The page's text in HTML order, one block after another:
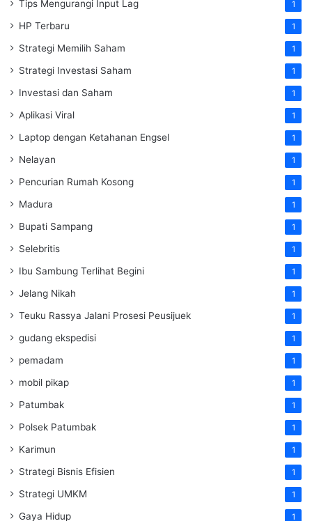
Tips Mengurangi Input Lag 1
HP Terbaru 1
Strategi Memilih Saham 1
Strategi Investasi Saham 1
Investasi dan Saham 1
Aplikasi Viral 1
Laptop dengan Ketahanan Engsel 1
Nelayan 1
Pencurian Rumah Kosong 1
Madura 1
Bupati Sampang 1
Selebritis 1
Ibu Sambung Terlihat Begini 1
Jelang Nikah 1
Teuku Rassya Jalani Prosesi Peusijuek 1
gudang ekspedisi 1
pemadam 1
mobil pikap 1
Patumbak 1
Polsek Patumbak 1
Karimun 1
Strategi Bisnis Efisien 1
Strategi UMKM 1
Gaya Hidup 1